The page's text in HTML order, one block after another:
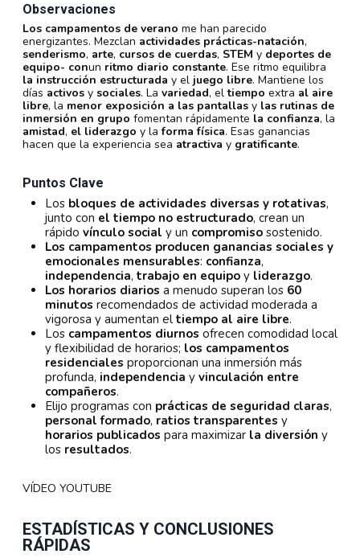
Observaciones
Los campamentos de verano me han parecido
energizantes. Mezclan actividades prácticas-natación,
senderismo, arte, cursos de cuerdas, STEM y deportes de
equipo- conun ritmo diario constante. Ese ritmo equilibra
la instrucción estructurada y el juego libre. Mantiene los
días activos y sociales. La variedad, eltiempo extra al aire
libre, la menor exposición a las pantallas y las rutinas de
inmersión en grupo fomentan rápidamente la confianza, la
amistad, el liderazgo y laforma física. Esas ganancias
hacen que la experiencia sea atractiva y gratificante.
Puntos Clave
Los bloques de actividades diversas y rotativas,
junto con el tiempo no estructurado, crean un
rápido vínculo social y un compromiso sostenido.
Los campamentos producen ganancias sociales y
emocionales mensurables: confianza,
independencia, trabajo en equipo y liderazgo.
Los horarios diarios a menudo superan los 60
minutos recomendados de actividad moderada a
vigorosa y aumentan el tiempo al aire libre.
Los campamentos diurnos ofrecen comodidad local
y flexibilidad de horarios; los campamentos
residenciales proporcionan una inmersión más
profunda, independencia y vinculación entre
compañeros.
Elijo programas con prácticas de seguridad claras,
personal formado, ratios transparentes y
horarios publicados para maximizar la diversión y
los resultados.
VÍDEO YOUTUBE
ESTADÍSTICAS Y CONCLUSIONES
RÁPIDAS